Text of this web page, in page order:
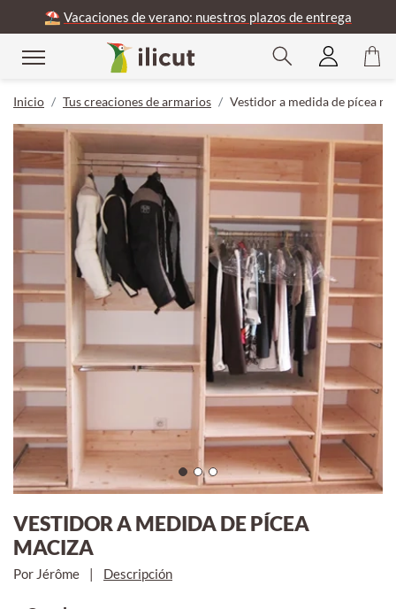
⛱️ Vacaciones de verano: nuestros plazos de entrega
Inicio Tus creaciones de armarios Vestidor a medida de pícea
VESTIDOR A MEDIDA DE PÍCEA
MACIZA
Por Jérôme Descripción